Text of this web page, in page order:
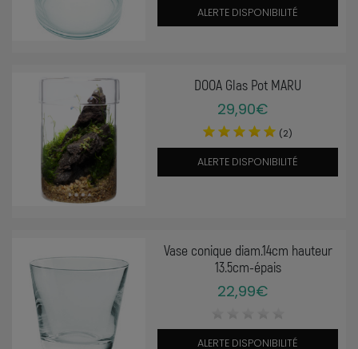
ALERTE DISPONIBILITÉ
DOOA Glas Pot MARU
29,90€
(2)
ALERTE DISPONIBILITÉ
Vase conique diam.14cm hauteur
13.5cm-épais
22,99€
ALERTE DISPONIBILITÉ